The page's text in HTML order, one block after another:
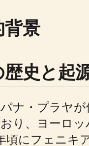
景
史と起
ナ・プラヤ
り、ヨーロ
頃にフェニキ